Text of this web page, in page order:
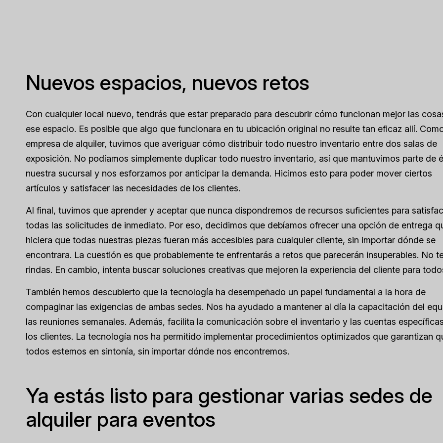
Nuevos espacios, nuevos retos
Con cualquier local nuevo, tendrás que estar preparado para descubrir cómo funcionan mejor las
ese espacio. Es posible que algo que funcionara en tu ubicación original no resulte tan eficaz allí.
empresa de alquiler, tuvimos que averiguar cómo distribuir todo nuestro inventario entre dos salas de
exposición. No podíamos simplemente duplicar todo nuestro inventario, así que mantuvimos parte de
nuestra sucursal y nos esforzamos por anticipar la demanda. Hicimos esto para poder mover ciertos
artículos y satisfacer las necesidades de los clientes.
Al final, tuvimos que aprender y aceptar que nunca dispondremos de recursos suficientes para
todas las solicitudes de inmediato. Por eso, decidimos que debíamos ofrecer una opción de entrega
hiciera que todas nuestras piezas fueran más accesibles para cualquier cliente, sin importar dónde se
encontrara. La cuestión es que probablemente te enfrentarás a retos que parecerán insuperables. No
rindas. En cambio, intenta buscar soluciones creativas que mejoren la experiencia del cliente para
También hemos descubierto que la tecnología ha desempeñado un papel fundamental a la hora de
compaginar las exigencias de ambas sedes. Nos ha ayudado a mantener al día la capacitación del
las reuniones semanales. Además, facilita la comunicación sobre el inventario y las cuentas
los clientes. La tecnología nos ha permitido implementar procedimientos optimizados que garantizan
todos estemos en sintonía, sin importar dónde nos encontremos.
Ya estás listo para gestionar varias sedes de
alquiler para eventos